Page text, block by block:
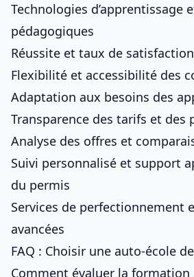
Technologies d’apprentissage
pédagogiques
Réussite et taux de satisfaction
Flexibilité et accessibilité des
Adaptation aux besoins des
Transparence des tarifs et des
Analyse des offres et
Suivi personnalisé et support
du permis
Services de perfectionnement
avancées
FAQ : Choisir une auto-école
Comment évaluer la formation